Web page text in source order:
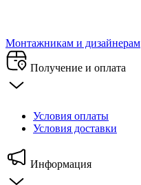
Монтажникам и дизайнерам
Получение и оплата
Условия оплаты
Условия доставки
Информация